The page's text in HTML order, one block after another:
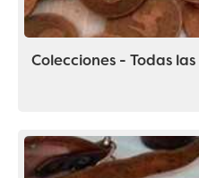
Colecciones - Todas